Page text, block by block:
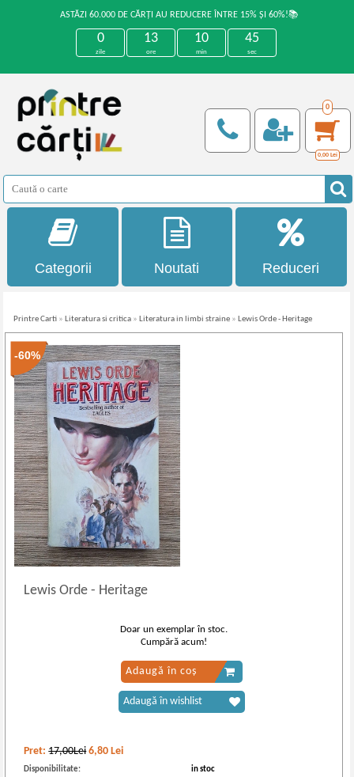
ASTĂZI 60.000 DE CĂRȚI AU REDUCERE ÎNTRE 15% ȘI 60%!📚
0
zile
13
ore
10
min
45
sec
0
0,00 Lei
Categorii Noutati Reduceri
Printre Carti » Literatura si critica » Literatura in limbi straine » Lewis Orde - Heritage
-60%
Lewis Orde- Heritage
Pret:17,00Lei 6,80 Lei
Disponibilitate:
in stoc
Doar un exemplar în stoc.
Cumpără acum!
Adaugă în coș
Adaugă în wishlist